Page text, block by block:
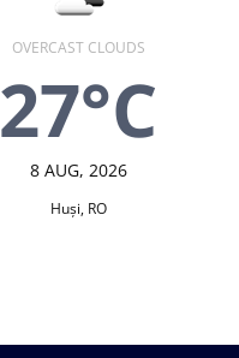
OVERCAST CLOUDS
27°C
8 AUG, 2026
Huşi, RO